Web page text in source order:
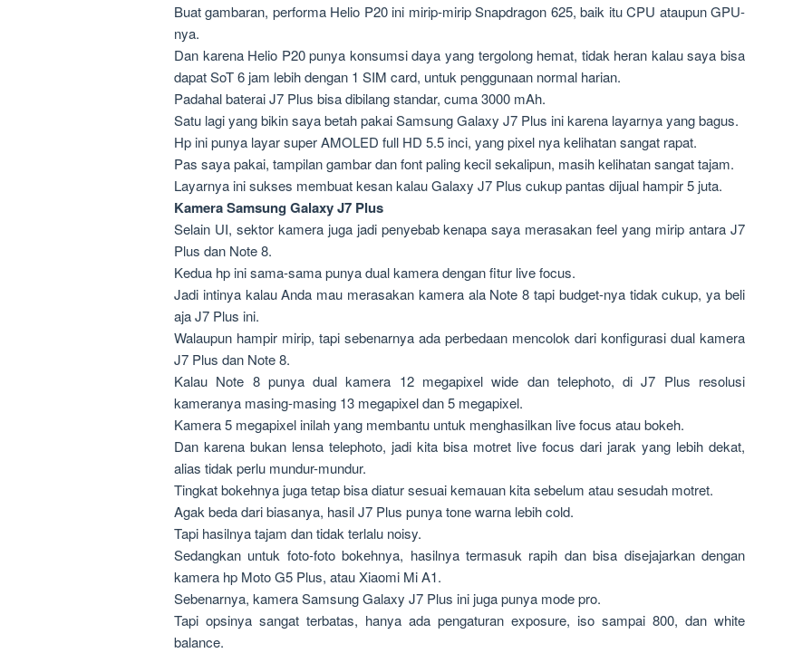
Buat gambaran, performa Helio P20 ini mirip-mirip Snapdragon 625, baik itu CPU ataupun GPU-
nya.
Dan karena Helio P20 punya konsumsi daya yang tergolong hemat, tidak heran kalau saya bisa
dapat SoT 6 jam lebih dengan 1 SIM card, untuk penggunaan normal harian.
Padahal baterai J7 Plus bisa dibilang standar, cuma 3000 mAh.
Satu lagi yang bikin saya betah pakai Samsung Galaxy J7 Plus ini karena layarnya yang bagus.
Hp ini punya layar super AMOLED full HD 5.5 inci, yang pixel nya kelihatan sangat rapat.
Pas saya pakai, tampilan gambar dan font paling kecil sekalipun, masih kelihatan sangat tajam.
Layarnya ini sukses membuat kesan kalau Galaxy J7 Plus cukup pantas dijual hampir 5 juta.
Kamera Samsung Galaxy J7 Plus
Selain UI, sektor kamera juga jadi penyebab kenapa saya merasakan feel yang mirip antara J7
Plus dan Note 8.
Kedua hp ini sama-sama punya dual kamera dengan fitur live focus.
Jadi intinya kalau Anda mau merasakan kamera ala Note 8 tapi budget-nya tidak cukup, ya beli
aja J7 Plus ini.
Walaupun hampir mirip, tapi sebenarnya ada perbedaan mencolok dari konfigurasi dual kamera
J7 Plus dan Note 8.
Kalau Note 8 punya dual kamera 12 megapixel wide dan telephoto, di J7 Plus resolusi
kameranya masing-masing 13 megapixel dan 5 megapixel.
Kamera 5 megapixel inilah yang membantu untuk menghasilkan live focus atau bokeh.
Dan karena bukan lensa telephoto, jadi kita bisa motret live focus dari jarak yang lebih dekat,
alias tidak perlu mundur-mundur.
Tingkat bokehnya juga tetap bisa diatur sesuai kemauan kita sebelum atau sesudah motret.
Agak beda dari biasanya, hasil J7 Plus punya tone warna lebih cold.
Tapi hasilnya tajam dan tidak terlalu noisy.
Sedangkan untuk foto-foto bokehnya, hasilnya termasuk rapih dan bisa disejajarkan dengan
kamera hp Moto G5 Plus, atau Xiaomi Mi A1.
Sebenarnya, kamera Samsung Galaxy J7 Plus ini juga punya mode pro.
Tapi opsinya sangat terbatas, hanya ada pengaturan exposure, iso sampai 800, dan white
balance.